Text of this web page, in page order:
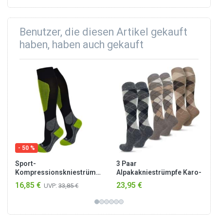
Benutzer, die diesen Artikel gekauft
haben, haben auch gekauft
- 50 %
Sport-
Kompressionskniestrümpfe
Schwarz/Grün
16,85 € UVP: 33,85 €
3 Paar
Alpakakniestrümpfe Karo-
Design Karo-Muster
23,95 €